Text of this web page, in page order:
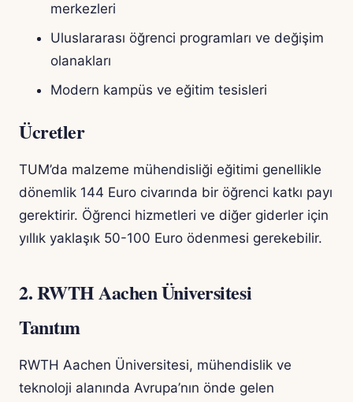
merkezleri
Uluslararası öğrenci programları ve değişim
olanakları
Modern kampüs ve eğitim tesisleri
Ücretler
TUM’da malzeme mühendisliği eğitimi genellikle
dönemlik 144 Euro civarında bir öğrenci katkı payı
gerektirir. Öğrenci hizmetleri ve diğer giderler için
yıllık yaklaşık 50-100 Euro ödenmesi gerekebilir.
2. RWTH Aachen Üniversitesi
Tanıtım
RWTH Aachen Üniversitesi, mühendislik ve
teknoloji alanında Avrupa’nın önde gelen